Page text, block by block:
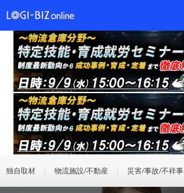
独自取材 物流施設/不動産 災害/事故/不祥事